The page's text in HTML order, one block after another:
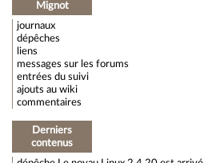
Mignot
journaux
dépêches
liens
messages sur les forums
entrées du suivi
ajouts au wiki
commentaires
Derniers
contenus